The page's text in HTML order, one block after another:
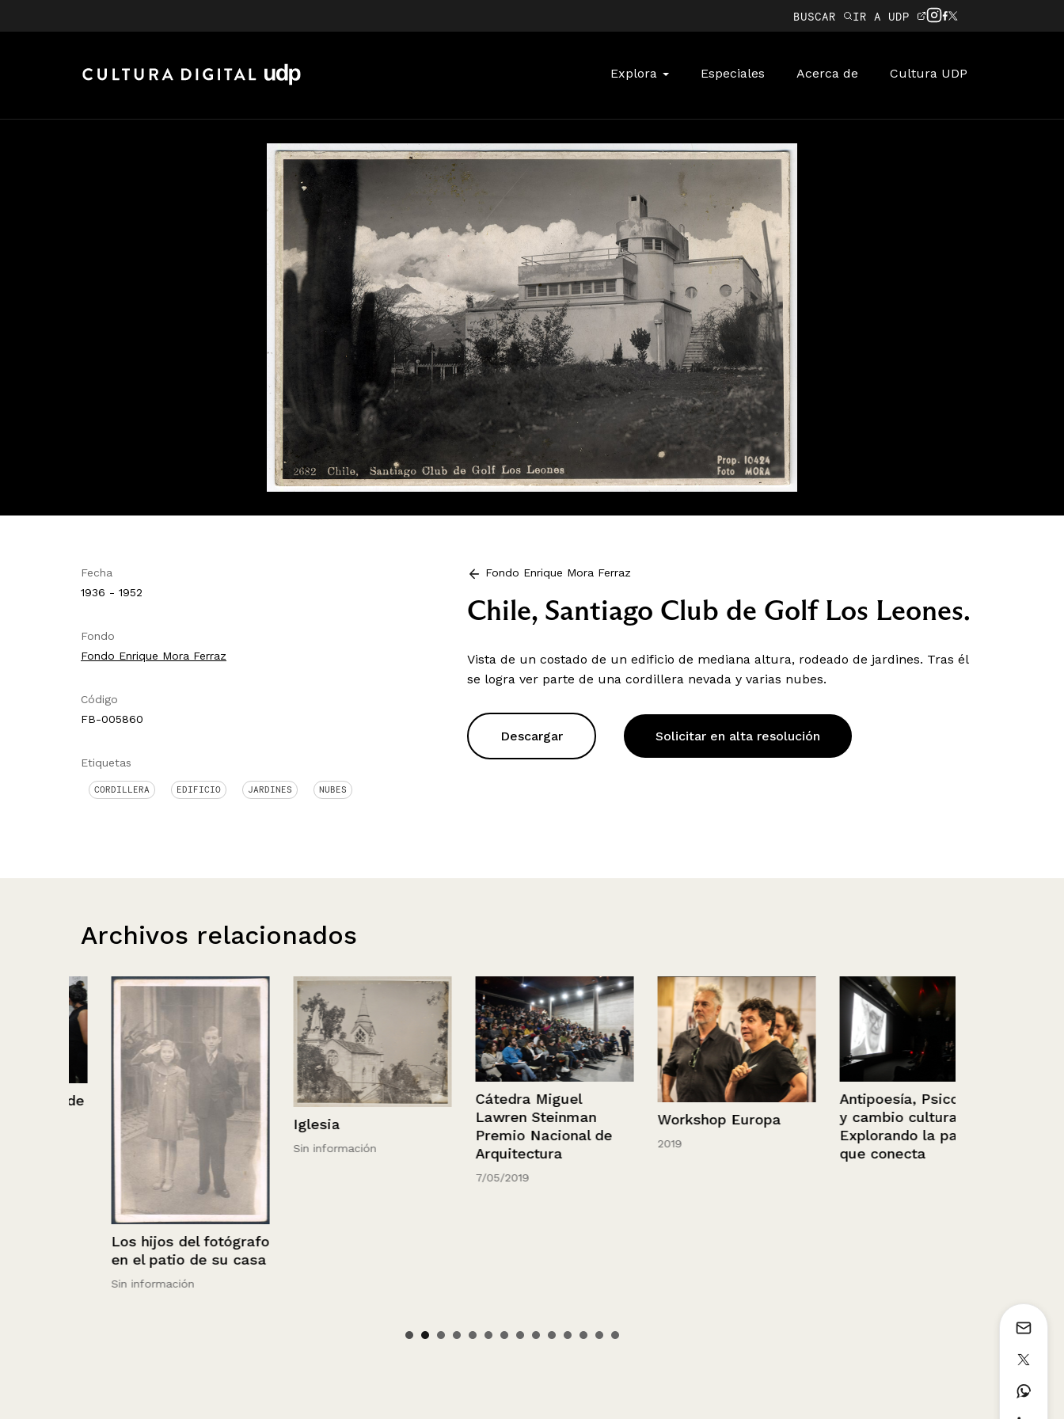
BUSCAR IR A UDP
Explora Especiales Acerca de Cultura UDP
Fecha
1936 - 1952
Fondo
Fondo Enrique Mora Ferraz
Código
FB-005860
Etiquetas
CORDILLERA EDIFICIO JARDINES NUBES
Fondo Enrique Mora Ferraz
Chile, Santiago Club de Golf Los Leones.
Vista de un costado de un edificio de mediana altura, rodeado de jardines. Tras él
se logra ver parte de una cordillera nevada y varias nubes.
Descargar Solicitar en alta resolución
Archivos relacionados
Los hijos del fotógrafo
en el patio de su casa
Sin información
Iglesia
Sin información
Cátedra Miguel
Lawren Steinman
Premio Nacional de
Arquitectura
7/05/2019
Workshop Europa
Antipoesía, Psicología
y cambio cultural.
Explorando la pauta
que conecta